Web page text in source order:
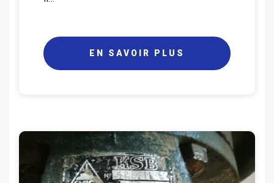
EN SAVOIR PLUS